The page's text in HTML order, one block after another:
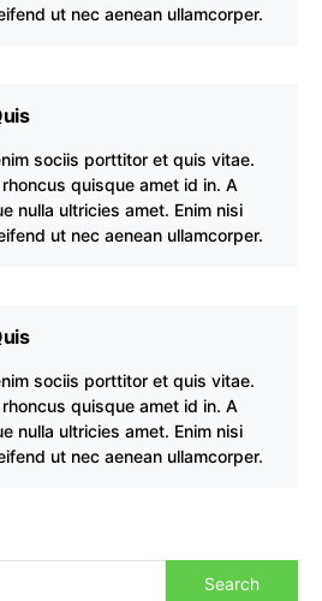
ut nec aenean ullamcorper.
sociis porttitor et quis vitae.
quisque amet id in. A
nulla ultricies amet. Enim nisi
ut nec aenean ullamcorper.
sociis porttitor et quis vitae.
quisque amet id in. A
nulla ultricies amet. Enim nisi
ut nec aenean ullamcorper.
Search